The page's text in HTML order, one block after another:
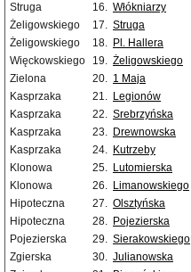
Struga
16. Włókniarzy
Żeligowskiego
17. Struga
Żeligowskiego
18. Pl. Hallera
Więckowskiego
19. Żeligowskiego
Zielona
20. 1 Maja
Kasprzaka
21. Legionów
Kasprzaka
22. Srebrzyńska
Kasprzaka
23. Drewnowska
Kasprzaka
24. Kutrzeby
Klonowa
25. Lutomierska
Klonowa
26. Limanowskiego
Hipoteczna
27. Olsztyńska
Hipoteczna
28. Pojezierska
Pojezierska
29. Sierakowskiego
Zgierska
30. Julianowska